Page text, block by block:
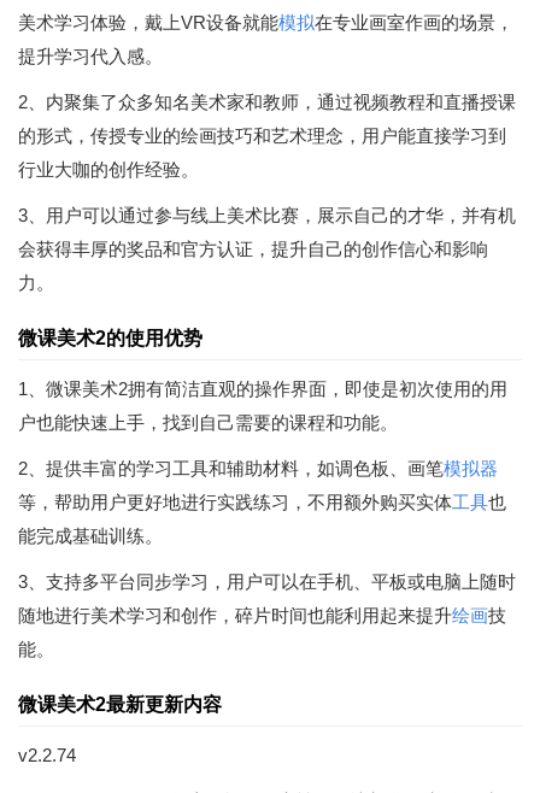
美术学习体验，戴上VR设备就能模拟在专业画室作画的场景，
提升学习代入感。
2、内聚集了众多知名美术家和教师，通过视频教程和直播授课
的形式，传授专业的绘画技巧和艺术理念，用户能直接学习到
行业大咖的创作经验。
3、用户可以通过参与线上美术比赛，展示自己的才华，并有机
会获得丰厚的奖品和官方认证，提升自己的创作信心和影响
力。
微课美术2的使用优势
1、微课美术2拥有简洁直观的操作界面，即使是初次使用的用
户也能快速上手，找到自己需要的课程和功能。
2、提供丰富的学习工具和辅助材料，如调色板、画笔模拟器
等，帮助用户更好地进行实践练习，不用额外购买实体工具也
能完成基础训练。
3、支持多平台同步学习，用户可以在手机、平板或电脑上随时
随地进行美术学习和创作，碎片时间也能利用起来提升绘画技
能。
微课美术2最新更新内容
v2.2.74